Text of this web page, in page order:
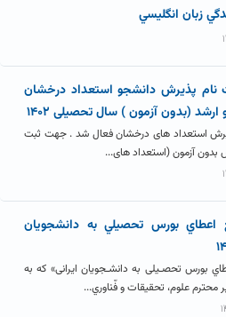
زبان انگليسي
نام پذیرش دانشجو استعداد درخشان
(بدون آزمون ) سال تحصیلی ۱۴۰۲
استعداد های درخشان فعال شد . جهت ثبت
بدون آزمون (استعداد های...
اعطاي بورس تحصيلي به دانشجويان
بورس تحصـیلی به دانشـجویان ایرانی» که به
محترم علوم، تحقیقات و فّناوري...